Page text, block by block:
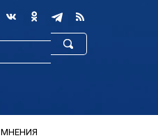
МНЕНИЯ